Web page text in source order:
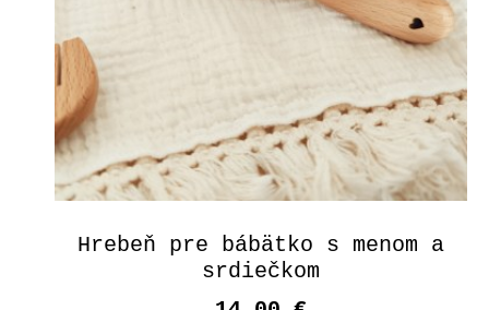
Hrebeň pre bábätko s menom a
srdiečkom